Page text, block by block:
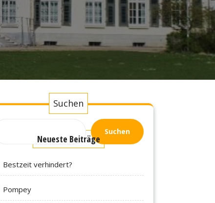
Suchen
Suchen
Neueste Beiträge
Bestzeit verhindert?
Pompey